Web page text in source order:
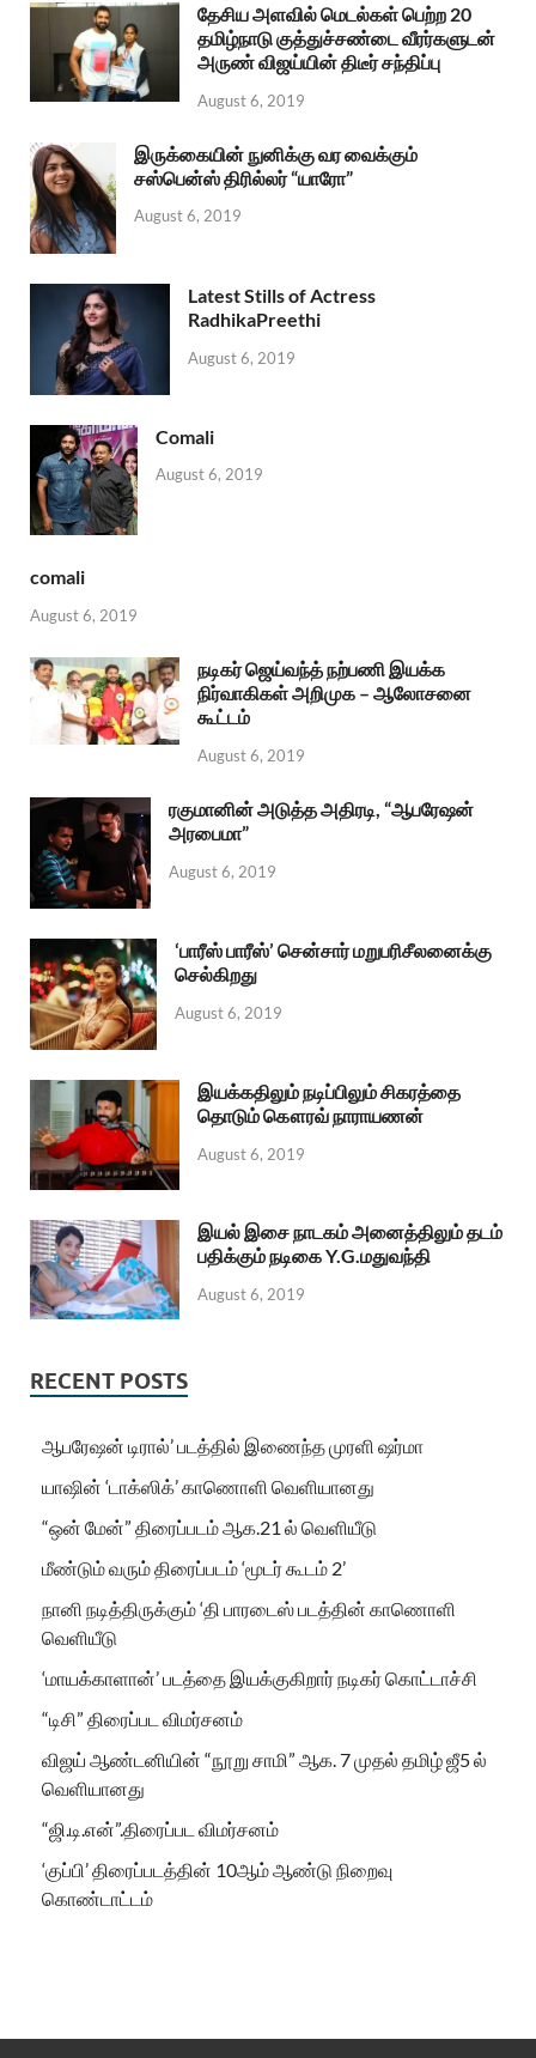
தேசிய அளவில் மெடல்கள் பெற்ற 20
தமிழ்நாடு குத்துச்சண்டை வீரர்களுடன்
அருண் விஜய்யின் திடீர் சந்திப்பு
August 6, 2019
இருக்கையின் நுனிக்கு வர வைக்கும்
சஸ்பென்ஸ் திரில்லர் “யாரோ”
August 6, 2019
Latest Stills of Actress
RadhikaPreethi
August 6, 2019
Comali
August 6, 2019
comali
August 6, 2019
நடிகர் ஜெய்வந்த் நற்பணி இயக்க
நிர்வாகிகள் அறிமுக – ஆலோசனை
கூட்டம்
August 6, 2019
ரகுமானின் அடுத்த அதிரடி, “ஆபரேஷன்
அரபைமா”
August 6, 2019
‘பாரீஸ் பாரீஸ்’ சென்சார் மறுபரிசீலனைக்கு
செல்கிறது
August 6, 2019
இயக்கதிலும் நடிப்பிலும் சிகரத்தை
தொடும் கௌரவ் நாராயணன்
August 6, 2019
இயல் இசை நாடகம் அனைத்திலும் தடம்
பதிக்கும் நடிகை Y.G.மதுவந்தி
August 6, 2019
RECENT POSTS
ஆபரேஷன் டிரால்’ படத்தில் இணைந்த முரளி ஷர்மா
யாஷின் ‘டாக்ஸிக்’ காணொளி வெளியானது
“ஒன் மேன்” திரைப்படம் ஆக.21 ல் வெளியீடு
மீண்டும் வரும் திரைப்படம் ‘மூடர் கூடம் 2’
நானி நடித்திருக்கும் ‘தி பாரடைஸ் படத்தின் காணொளி
வெளியீடு
‘மாயக்காளான்’ படத்தை இயக்குகிறார் நடிகர் கொட்டாச்சி
“டிசி” திரைப்பட விமர்சனம்
விஜய் ஆண்டனியின் “நூறு சாமி” ஆக. 7 முதல் தமிழ் ஜீ5 ல்
வெளியானது
“ஜி.டி.என்”.திரைப்பட விமர்சனம்
‘குப்பி’ திரைப்படத்தின் 10ஆம் ஆண்டு நிறைவு
கொண்டாட்டம்